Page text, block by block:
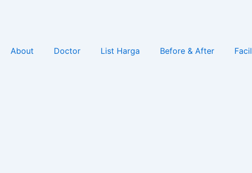
About Doctor List Harga Before & After